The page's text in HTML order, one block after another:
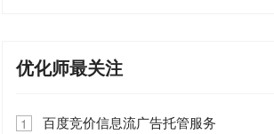
优化师最关注
1 百度竞价信息流广告托管服务